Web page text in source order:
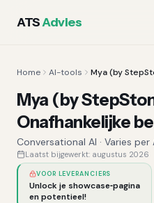
ATSAdvies
Home AI-tools Mya (by
Mya (by
Onafhankelijke
Conversational AI · Varies per
Laatst bijgewerkt: augustus 2026
VOOR LEVERANCIERS
Unlock je showcase‑pagina
en potentieel!